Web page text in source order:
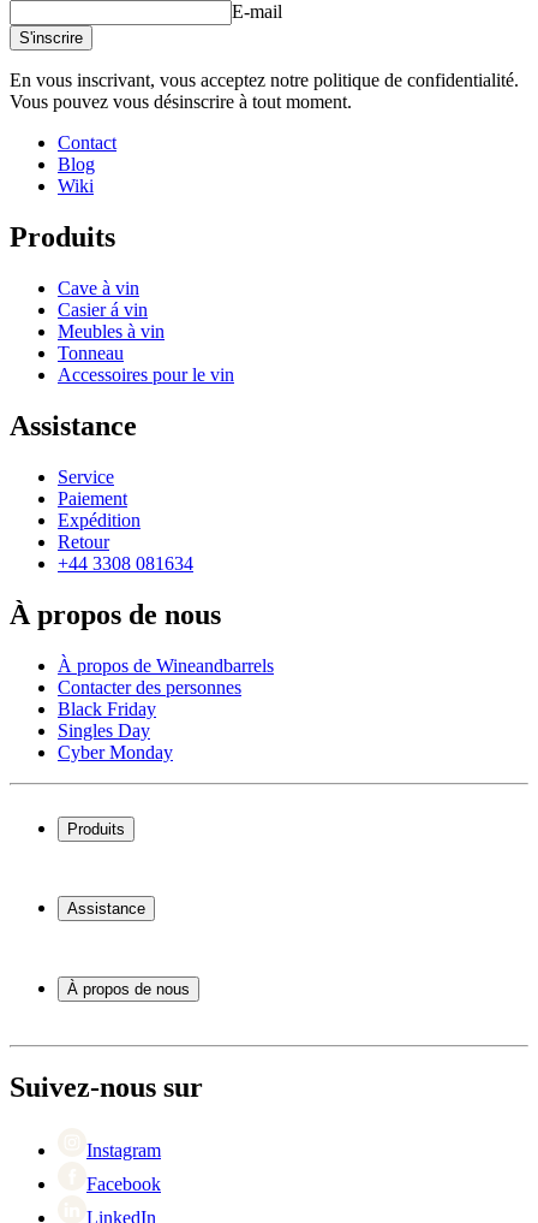
E-mail
S'inscrire
En vous inscrivant, vous acceptez notre politique de confidentialité.
Vous pouvez vous désinscrire à tout moment.
Contact
Blog
Wiki
Produits
Cave à vin
Casier á vin
Meubles à vin
Tonneau
Accessoires pour le vin
Assistance
Service
Paiement
Expédition
Retour
+44 3308 081634
À propos de nous
À propos de Wineandbarrels
Contacter des personnes
Black Friday
Singles Day
Cyber Monday
Produits
Casier á vin
Meubles à vin
Assistance
Paiement
Expédition
+44 3308 081634
À propos de nous
Black Friday
Singles Day
Suivez-nous sur
Instagram
Facebook
LinkedIn